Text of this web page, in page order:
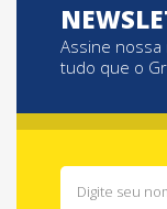
Assine
tudo que o